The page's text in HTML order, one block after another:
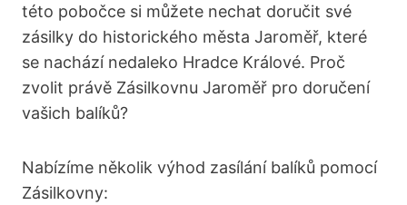
této pobočce si můžete nechat doručit své
zásilky do historického města Jaroměř, které
se nachází nedaleko Hradce Králové. Proč
zvolit právě Zásilkovnu Jaroměř pro doručení
vašich balíků?
Nabízíme několik výhod zasílání balíků pomocí
Zásilkovny: